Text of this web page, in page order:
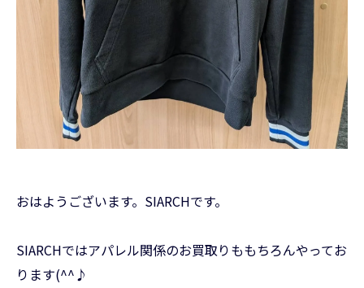
おはようございます。SIARCHです。
SIARCHではアパレル関係のお買取りももちろんやってお
ります(^^♪